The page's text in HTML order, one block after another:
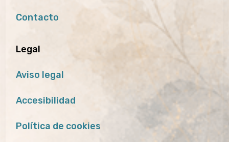
Contacto
Legal
Aviso legal
Accesibilidad
Política de cookies